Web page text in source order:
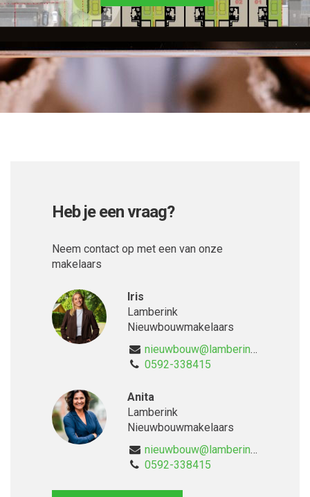
Heb je een vraag?
Neem contact op met een van onze
makelaars
Iris
Lamberink
Nieuwbouwmakelaars
nieuwbouw@lamberink.nl
0592-338415
Anita
Lamberink
Nieuwbouwmakelaars
nieuwbouw@lamberink.nl
0592-338415